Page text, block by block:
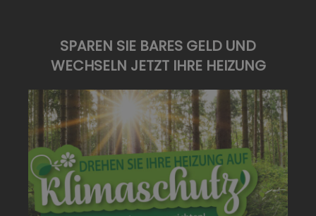
SPAREN SIE BARES GELD UND
WECHSELN JETZT IHRE HEIZUNG